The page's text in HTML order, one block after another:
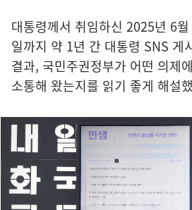
대통령께서 취임하신 2025년 6
일까지 약 1년 간 대통령 SNS 게
결과, 국민주권정부가 어떤 의제
소통해 왔는지를 읽기 좋게 해설